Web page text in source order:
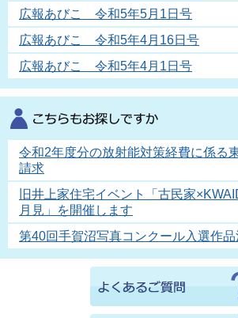
広報あびこ 令和5年5月1日号
広報あびこ 令和5年4月16日号
広報あびこ 令和5年4月1日号
令和2年度分の放射能対策経費に係る
請求
旧井上家住宅イベント「古民家
月見」を開催します
第40回手賀沼写真コンクール入選作品